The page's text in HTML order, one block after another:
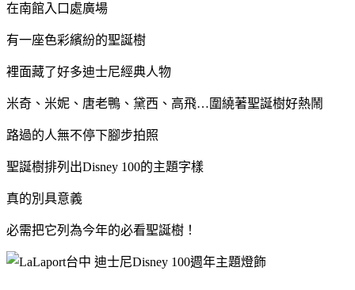
在南館入口處廣場
有一座色彩繽紛的聖誕樹
裡面藏了好多迪士尼經典人物
米奇、米妮、唐老鴨、黛西、高飛…圍繞著聖誕樹好熱鬧
路過的人無不停下腳步拍照
聖誕樹排列出Disney 100的主題字樣
真的別具意義
必需把它列為今年的必看聖誕樹！